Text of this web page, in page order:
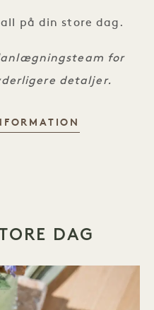
på din store dag.
for
detaljer.
DAG